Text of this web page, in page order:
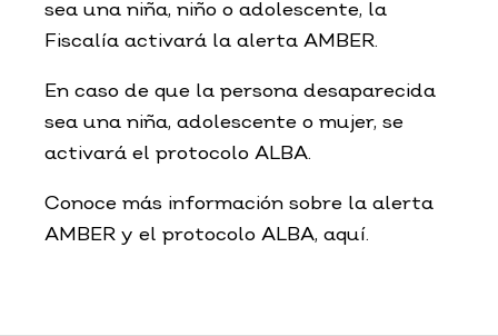
sea una niña, niño o adolescente, la
Fiscalía activará la alerta AMBER.
En caso de que la persona desaparecida
sea una niña, adolescente o mujer, se
activará el protocolo ALBA.
Conoce más información sobre la alerta
AMBER y el protocolo ALBA, aquí.